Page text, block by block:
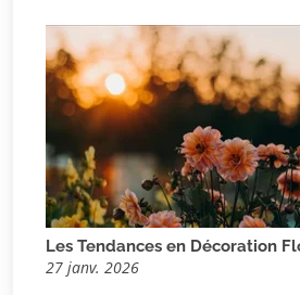
Les Tendances en Décoration
27 janv. 2026